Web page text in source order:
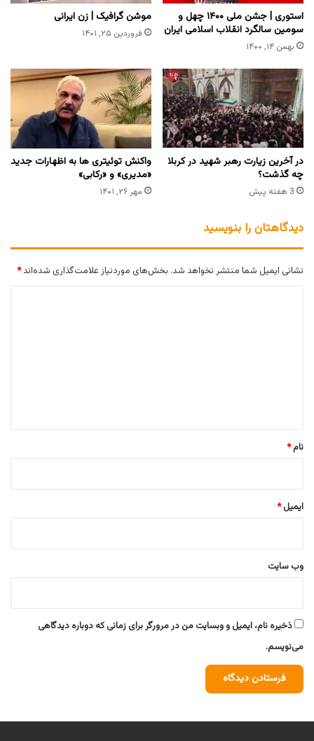
استوری | جشن ملی ۱۴۰۰ چهل و
سومین سالگرد انقلاب اسلامی ایران
بهمن ۱۴, ۱۴۰۰
موشن گرافیک | زن ایرانی
فروردین ۲۵, ۱۴۰۱
در آخرین زیارت رهبر شهید در کربلا
چه گذشت؟
3 هفته پیش
واکنش توئیتری ها به اظهارات جدید
«مدیری» و «رکابی»
مهر ۲۶, ۱۴۰۱
دیدگاهتان را بنویسید
نشانی ایمیل شما منتشر نخواهد شد. بخش‌های موردنیاز علامت‌گذاری شده‌اند*
نام*
ایمیل*
وب‌ سایت
ذخیره نام، ایمیل و وبسایت من در مرورگر برای زمانی که دوباره دیدگاهی
می‌نویسم.